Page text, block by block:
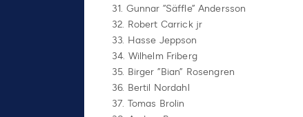
31. Gunnar ”Säffle” Andersson
32. Robert Carrick jr
33. Hasse Jeppson
34. Wilhelm Friberg
35. Birger ”Bian” Rosengren
36. Bertil Nordahl
37. Tomas Brolin